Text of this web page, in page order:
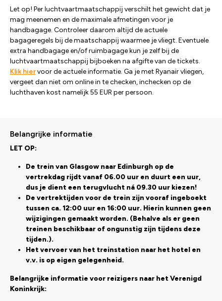
Let op! Per luchtvaartmaatschappij verschilt het gewicht dat je
mag meenemen en de maximale afmetingen voor je
handbagage. Controleer daarom altijd de actuele
bagageregels bij de maatschappij waarmee je vliegt. Eventuele
extra handbagage en/of ruimbagage kun je zelf bij de
luchtvaartmaatschappij bijboeken na afgifte van de tickets.
Klik hiervoor de actuele informatie. Ga je met Ryanair vliegen,
vergeet dan niet om online in te checken, inchecken op de
luchthaven kost namelijk 55 EUR per persoon.
Belangrijke informatie
LET OP:
De trein van Glasgow naar Edinburgh op de
vertrekdag rijdt vanaf 06.00 uur en duurt een uur,
dus je dient een terugvlucht ná 09.30 uur kiezen!
De vertrektijden voor de trein zijn vooraf ingeboekt
tussen ca. 12:00 uur en 16:00 uur. Hierin kunnen geen
wijzigingen gemaakt worden. (Behalve als er geen
treinen beschikbaar of ongunstig zijn tijdens deze
tijden.).
Het vervoer van het treinstation naar het hotel en
v.v. is op eigen gelegenheid.
Belangrijke informatie voor reizigers naar het Verenigd
Koninkrijk: